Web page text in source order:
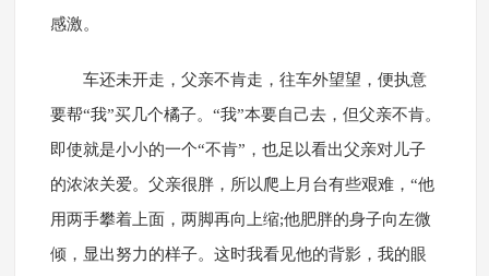
感激。
车还未开走，父亲不肯走，往车外望望，便执意
要帮“我”买几个橘子。“我”本要自己去，但父亲不肯。
即使就是小小的一个“不肯”，也足以看出父亲对儿子
的浓浓关爱。父亲很胖，所以爬上月台有些艰难，“他
用两手攀着上面，两脚再向上缩;他肥胖的身子向左微
倾，显出努力的样子。这时我看见他的背影，我的眼